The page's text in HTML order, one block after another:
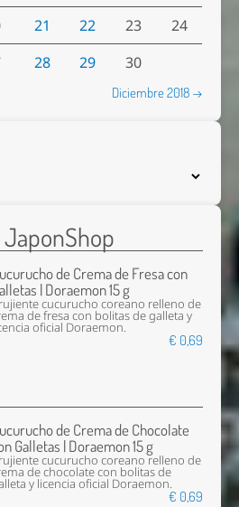
21 22 23
24
28 29 30
Diciembre 2018 →
de Crema de Fresa con
| Doraemon 15 g
cucurucho coreano relleno de
de fresa con bolitas de galleta y
oficial Doraemon.
€ 0,69
de Crema de Chocolate
Galletas | Doraemon 15 g
cucurucho coreano relleno de
de chocolate con bolitas de
y licencia oficial Doraemon.
€ 0,69